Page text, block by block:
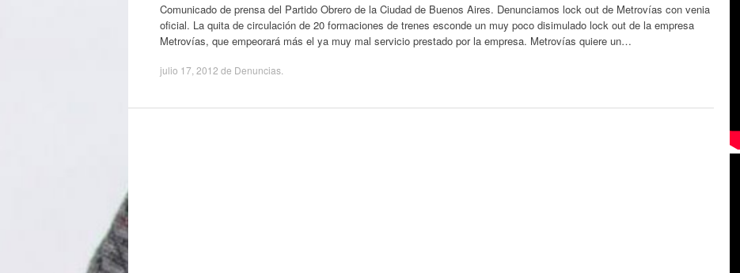
Comunicado de prensa del Partido Obrero de la Ciudad de Buenos Aires. Denunciamos lock out de Metrovías con venia
oficial. La quita de circulación de 20 formaciones de trenes esconde un muy poco disimulado lock out de la empresa
Metrovías, que empeorará más el ya muy mal servicio prestado por la empresa. Metrovías quiere un…
julio 17, 2012 de Denuncias